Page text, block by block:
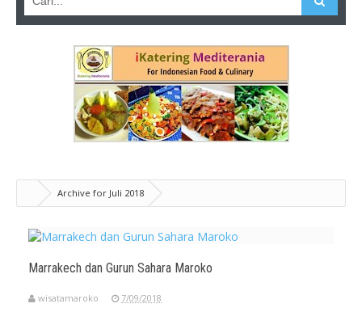
Archive for Juli 2018
Marrakech dan Gurun Sahara Maroko
wisatamaroko 7/09/2018